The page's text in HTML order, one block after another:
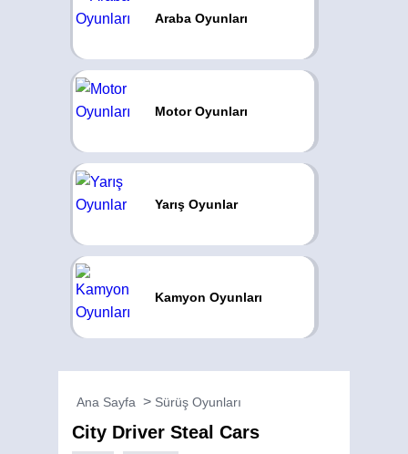
Araba Oyunları
Motor Oyunları
Yarış Oyunlar
Kamyon Oyunları
Ana Sayfa Sürüş Oyunları
City Driver Steal Cars